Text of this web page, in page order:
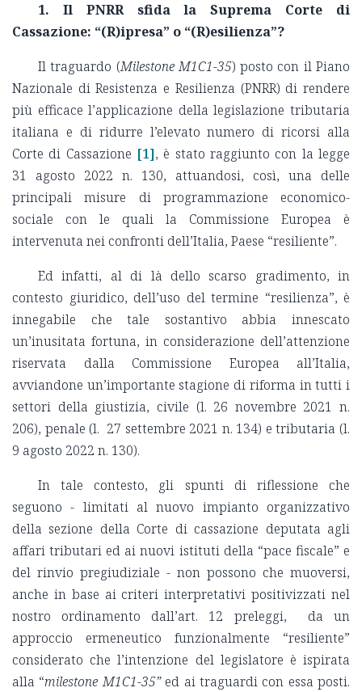
1. Il PNRR sfida la Suprema Corte di
Cassazione: “(R)ipresa” o “(R)esilienza”?
Il traguardo (Milestone M1C1-35) posto con il Piano
Nazionale di Resistenza e Resilienza (PNRR) di rendere
più efficace l’applicazione della legislazione tributaria
italiana e di ridurre l’elevato numero di ricorsi alla
Corte di Cassazione [1], è stato raggiunto con la legge
31 agosto 2022 n. 130, attuandosi, così, una delle
principali misure di programmazione economico-
sociale con le quali la Commissione Europea è
intervenuta nei confronti dell’Italia, Paese “resiliente”.
Ed infatti, al di là dello scarso gradimento, in
contesto giuridico, dell’uso del termine “resilienza”, è
innegabile che tale sostantivo abbia innescato
un’inusitata fortuna, in considerazione dell’attenzione
riservata dalla Commissione Europea all’Italia,
avviandone un’importante stagione di riforma in tutti i
settori della giustizia, civile (l. 26 novembre 2021 n.
206), penale (l. 27 settembre 2021 n. 134) e tributaria (l.
9 agosto 2022 n. 130).
In tale contesto, gli spunti di riflessione che
seguono - limitati al nuovo impianto organizzativo
della sezione della Corte di cassazione deputata agli
affari tributari ed ai nuovi istituti della “pace fiscale” e
del rinvio pregiudiziale - non possono che muoversi,
anche in base ai criteri interpretativi positivizzati nel
nostro ordinamento dall’art. 12 preleggi, da un
approccio ermeneutico funzionalmente “resiliente”
considerato che l’intenzione del legislatore è ispirata
alla “milestone M1C1-35” ed ai traguardi con essa posti.